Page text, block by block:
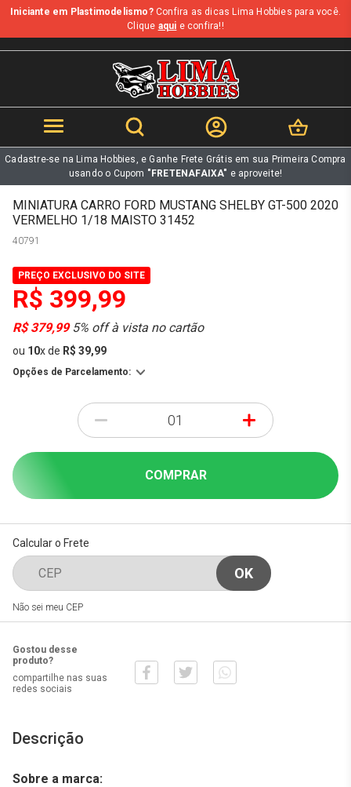
b
Iniciante em Plastimodelismo?Confira as dicas Lima Hobbies para você.
Clique aqui e confira!!
Cadastre-se na Lima Hobbies, e Ganhe Frete Grátis em sua Primeira Compra
usando o Cupom "FRETENAFAIXA" e aproveite!
MINIATURA CARRO FORD MUSTANG SHELBY GT-500 2020
VERMELHO 1/18 MAISTO 31452
40791
PREÇO EXCLUSIVO DO SITE
R$ 399,99
R$ 379,995% off à vista no cartão
ou 10xde R$ 39,99
Opções de Parcelamento:
- +
COMPRAR
Calcular o Frete
Não sei meu CEP
Gostou desse
produto?
compartilhe nas suas
redes sociais
Descrição
Sobre a marca: